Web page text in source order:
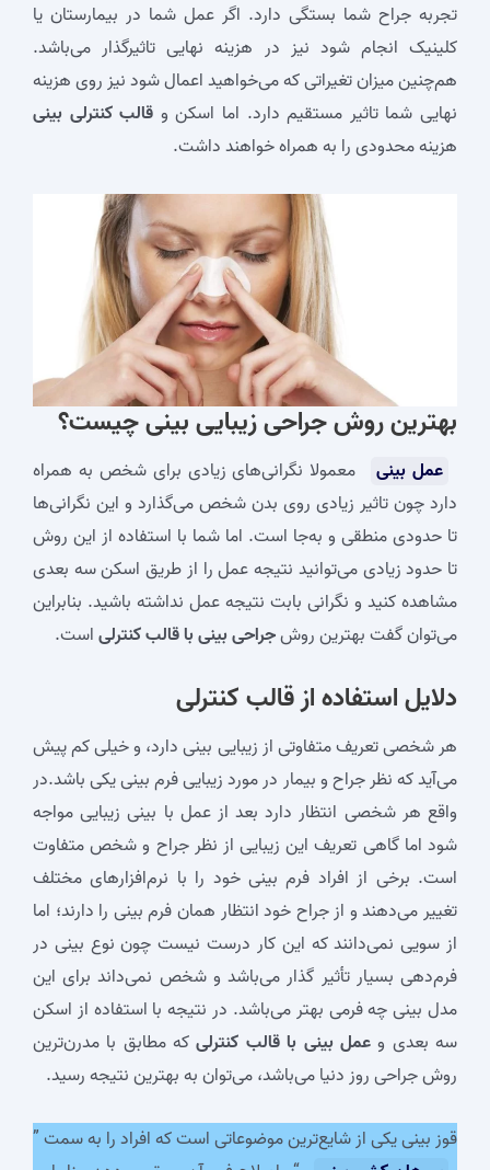
تجربه جراح شما بستگی دارد. اگر عمل شما در بیمارستان یا
کلینیک انجام شود نیز در هزینه نهایی تاثیرگذار می‌باشد.
هم‌چنین میزان تغیراتی که می‌خواهید اعمال شود نیز روی هزینه
نهایی شما تاثیر مستقیم دارد. اما اسکن و قالب کنترلی بینی
هزینه محدودی را به همراه خواهند داشت.
بهترین روش جراحی زیبایی بینی چیست؟
عمل بینی
معمولا نگرانی‌های زیادی برای شخص به‌ همراه
دارد چون تاثیر زیادی روی بدن شخص می‌گذارد و این نگرانی‌ها
تا حدودی منطقی و به‌جا است. اما شما با استفاده از این روش
تا حدود زیادی می‌توانید نتیجه عمل را از طریق اسکن سه‌ بعدی
مشاهده کنید و نگرانی بابت نتیجه عمل نداشته باشید. بنابراین
می‌توان گفت بهترین روشجراحی بینی با قالب کنترلیاست.
دلایل استفاده از قالب کنترلی
هر شخصی تعریف متفاوتی از زیبایی بینی دارد، و خیلی کم پیش
می‌آید که نظر جراح و بیمار در مورد زیبایی فرم بینی یکی باشد.در
واقع هر شخصی انتظار دارد بعد از عمل با بینی زیبایی مواجه
شود اما گاهی تعریف این زیبایی از نظر جراح و شخص متفاوت
است. برخی از افراد فرم بینی خود را با نرم‌افزار‌های مختلف
تغییر می‌دهند و از جراح خود انتظار همان فرم بینی را دارند؛ اما
از سویی نمی‌دانند که این کار درست نیست چون نوع بینی در
فرم‌دهی بسیار تأثیر گذار می‌باشد و شخص نمی‌داند برای این
مدل بینی چه فرمی بهتر می‌باشد. در نتیجه با استفاده از اسکن
سه بعدی وعمل بینی با قالب کنترلیکه مطابق با مدرن‌ترین
روش جراحی روز دنیا می‌باشد، می‌توان به بهترین نتیجه رسید.
قوز بینی یکی از شایع‌ترین موضوعاتی است که افراد را به سمت ”